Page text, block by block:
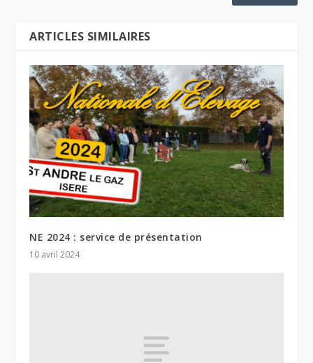
ARTICLES SIMILAIRES
NE 2024 : service de présentation
10 avril 2024